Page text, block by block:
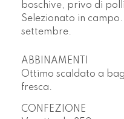
boschive, privo di
Selezionato in
settembre.
ABBINAMENTI
Ottimo scaldato a
fresca.
CONFEZIONE